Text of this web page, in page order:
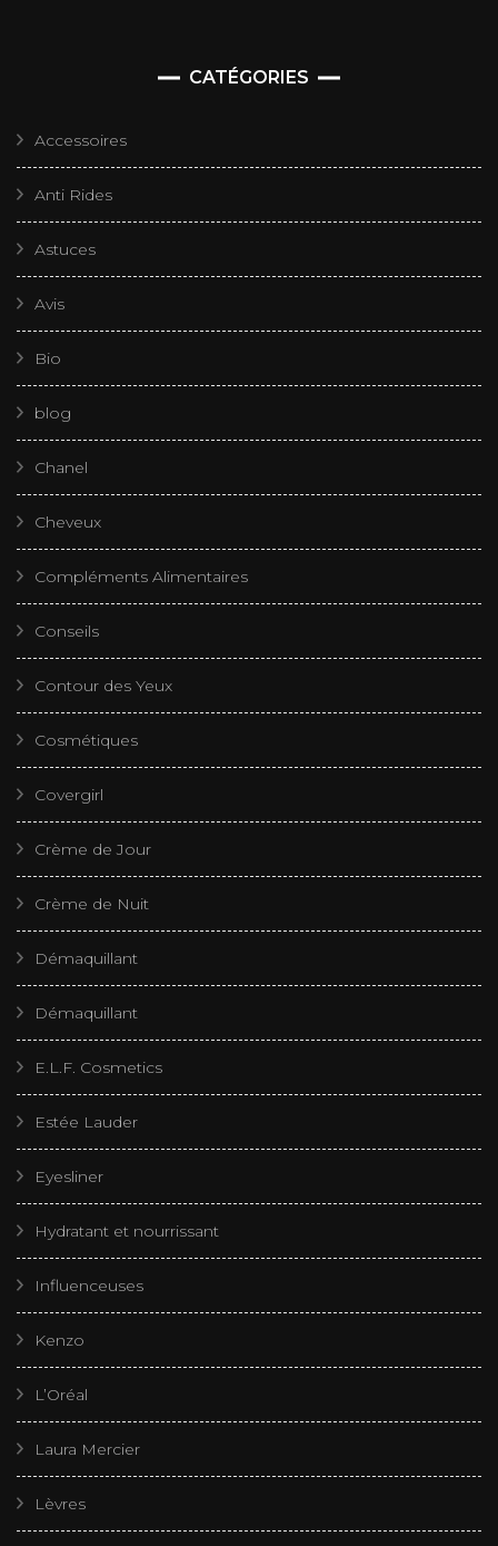
CATÉGORIES
Accessoires
Anti Rides
Astuces
Avis
Bio
blog
Chanel
Cheveux
Compléments Alimentaires
Conseils
Contour des Yeux
Cosmétiques
Covergirl
Crème de Jour
Crème de Nuit
Démaquillant
Démaquillant
E.L.F. Cosmetics
Estée Lauder
Eyesliner
Hydratant et nourrissant
Influenceuses
Kenzo
L’Oréal
Laura Mercier
Lèvres